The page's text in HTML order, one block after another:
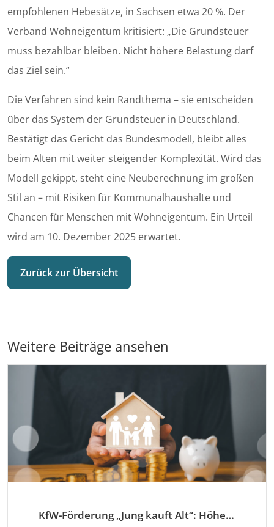
empfohlenen Hebesätze, in Sachsen etwa 20 %. Der
Verband Wohneigentum kritisiert: „Die Grundsteuer
muss bezahlbar bleiben. Nicht höhere Belastung darf
das Ziel sein.“
Die Verfahren sind kein Randthema – sie entscheiden
über das System der Grundsteuer in Deutschland.
Bestätigt das Gericht das Bundesmodell, bleibt alles
beim Alten mit weiter steigender Komplexität. Wird das
Modell gekippt, steht eine Neuberechnung im großen
Stil an – mit Risiken für Kommunalhaushalte und
Chancen für Menschen mit Wohneigentum. Ein Urteil
wird am 10. Dezember 2025 erwartet.
Zurück zur Übersicht
Weitere Beiträge ansehen
KfW-Förderung „Jung kauft Alt“: Höhere Kredite ab August 2026